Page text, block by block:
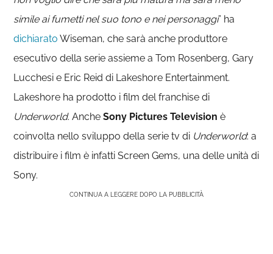
simile ai fumetti nel suo tono e nei personaggi” ha
dichiarato Wiseman, che sarà anche produttore
esecutivo della serie assieme a Tom Rosenberg, Gary
Lucchesi e Eric Reid di Lakeshore Entertainment.
Lakeshore ha prodotto i film del franchise di
Underworld. AncheSony Pictures Television è
coinvolta nello sviluppo della serie tv di Underworld: a
distribuire i film è infatti Screen Gems, una delle unità di
Sony.
CONTINUA A LEGGERE DOPO LA PUBBLICITÀ